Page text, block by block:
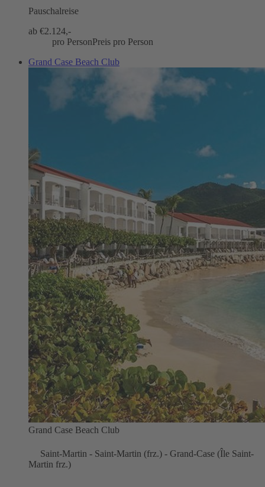
Pauschalreise
ab €2.124,-
pro PersonPreis pro Person
Grand Case Beach Club
Grand Case Beach Club
Saint-Martin - Saint-Martin (frz.) - Grand-Case (Île Saint-
Martin frz.)